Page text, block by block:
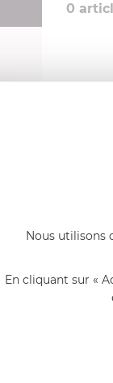
0
fixe
«Nous
qualité.
Nous utilisons
En cliquant sur «